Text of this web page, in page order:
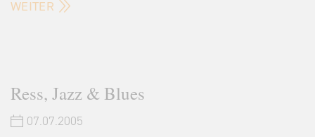
WEITER
Ress, Jazz & Blues
07.07.2005